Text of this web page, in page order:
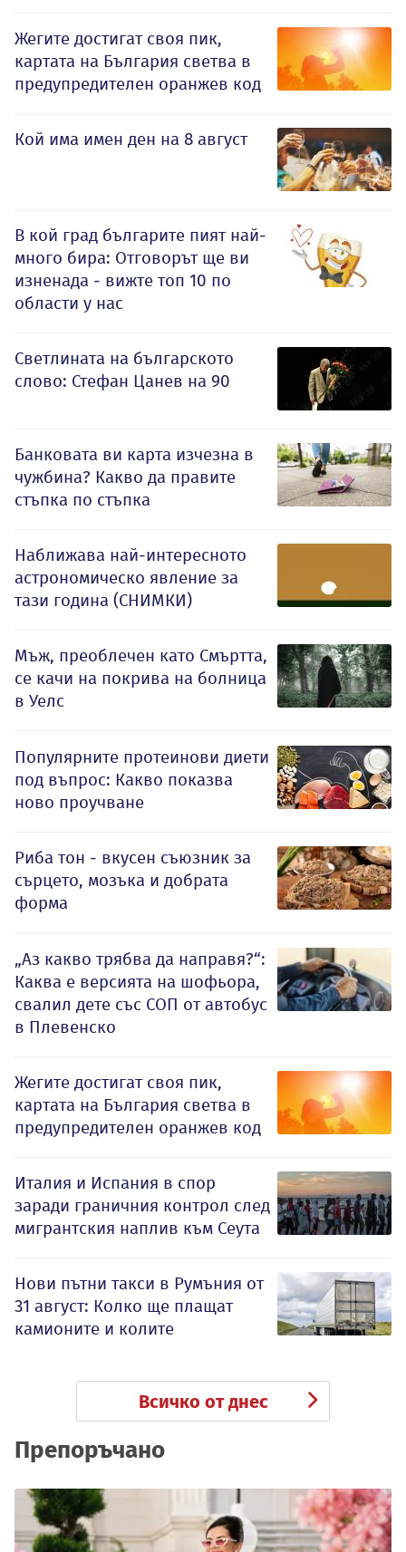
Жегите достигат своя пик,
картата на България светва в
предупредителен оранжев код
Кой има имен ден на 8 август
В кой град българите пият най-
много бира: Отговорът ще ви
изненада - вижте топ 10 по
области у нас
Светлината на българското
слово: Стефан Цанев на 90
Банковата ви карта изчезна в
чужбина? Какво да правите
стъпка по стъпка
Наближава най-интересното
астрономическо явление за
тази година (СНИМКИ)
Мъж, преоблечен като Смъртта,
се качи на покрива на болница
в Уелс
Популярните протеинови диети
под въпрос: Какво показва
ново проучване
Риба тон - вкусен съюзник за
сърцето, мозъка и добрата
форма
„Аз какво трябва да направя?“:
Каква е версията на шофьора,
свалил дете със СОП от автобус
в Плевенско
Жегите достигат своя пик,
картата на България светва в
предупредителен оранжев код
Италия и Испания в спор
заради граничния контрол след
мигрантския наплив към Сеута
Нови пътни такси в Румъния от
31 август: Колко ще плащат
камионите и колите
Всичко от днес
Препоръчано